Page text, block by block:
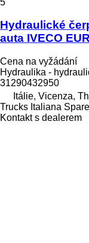
Hydraulické
auta IVECO
Cena na vyžádání
Hydraulika -
31290432950
Itálie, Vicenza,
Trucks Italiana
Kontakt s dealerem